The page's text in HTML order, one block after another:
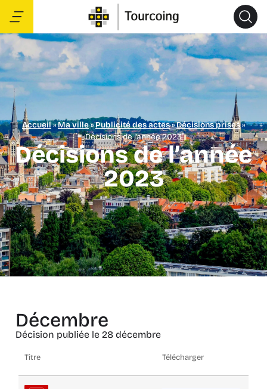
Accueil»Ma ville»Publicité des actes»Décisions prises»
Décisions de l’année 2023
Décisions de l’année
2023
Décembre
Décision publiée le 28 décembre
Titre Télécharger